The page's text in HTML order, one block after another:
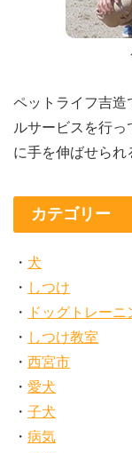
ペットライフ吉造
ルサービスを行
に手を伸ばせられ
カテゴリー
犬
しつけ
ドッグトレーニ
しつけ教室
西宮市
愛犬
子犬
病気